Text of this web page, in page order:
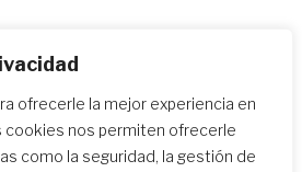
ofrecerle la mejor experiencia en
cookies nos permiten ofrecerle
como la seguridad, la gestión de
Más